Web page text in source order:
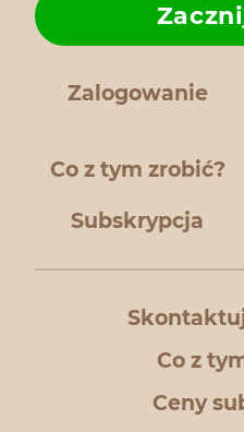
Zalogowanie
Co z tym zrobić?
Subskrypcja
Co z
Ceny